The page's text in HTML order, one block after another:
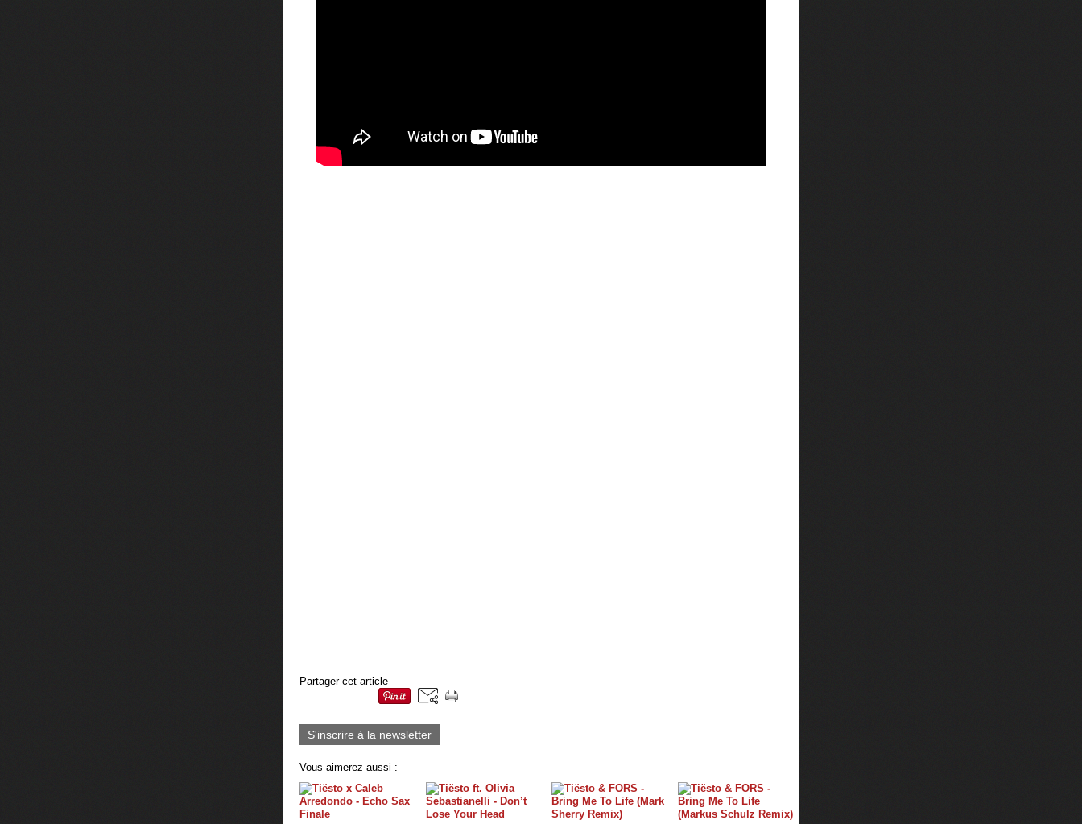
Partager cet article
S'inscrire à la newsletter
Vous aimerez aussi :